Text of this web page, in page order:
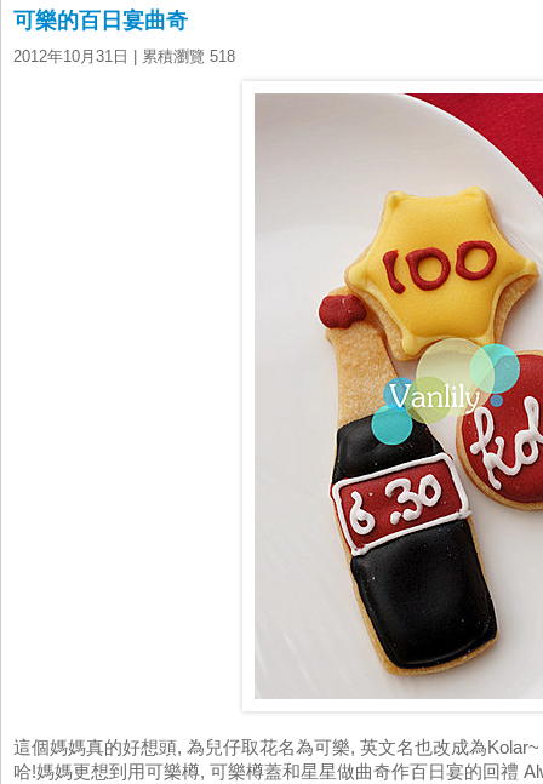
可樂的百日宴曲奇
2012年10月31日 | 累積瀏覽 518
這個媽媽真的好想頭, 為兒仔取花名為可樂, 英文名也改成為
哈!媽媽更想到用可樂樽, 可樂樽蓋和星星做曲奇作百日宴的回禮